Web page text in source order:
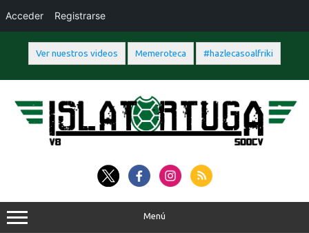
Ver nuestros videos Memeroteca #hazlecasoalfriki
contenido
Menú
Acceder Registrarse